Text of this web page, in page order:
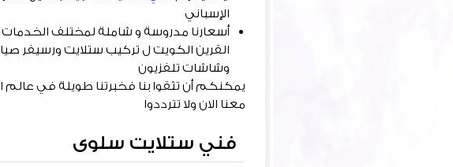
الإسباني
أسعارنا مدروسة و شاملة لمختلف الخدمات
القرين الكويت ل تركيب ستلايت ورسيفر
وشاشات تلفزيون
يمكنكم أن تثقوا بنا فخبرتنا طويلة في عالم
معنا الان ولا تترددوا
فني ستلايت سلوى